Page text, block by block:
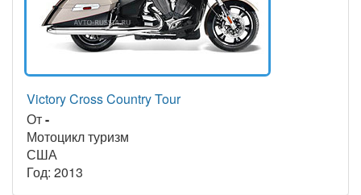
Victory Cross Country Tour
От-
Мотоцикл туризм
США
Год: 2013